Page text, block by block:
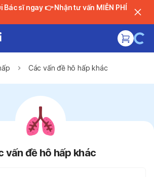
👉 Nhận tư vấn MIỄN PHÍ
Các vấn đề hô hấp khác
vấn đề hô hấp khác